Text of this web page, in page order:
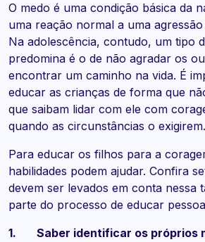
O medo é uma condição básica da
uma reação normal a uma
Na adolescência, contudo, um tipo
predomina é o de não agradar os
encontrar um caminho na vida. É
educar as crianças de forma que
que saibam lidar com ele com
quando as circunstâncias o exigirem.
Para educar os filhos para a
habilidades podem ajudar. Confira
devem ser levados em conta nessa
parte do processo de educar
1.
Saber identificar os próprios